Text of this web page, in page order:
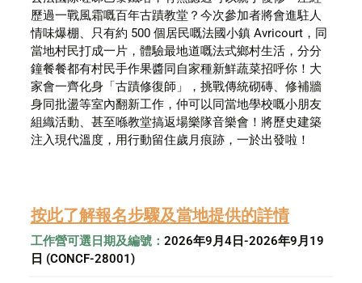
歷過一戰風霜嘅百年古蹟教堂？今次參加者將會進駐人
情味爆棚、只有約 500 個居民嘅法國小鎮 Avricourt，同
當地村民打成一片，體驗最地道嘅法式鄉村生活，分分
鐘餐餐都有村民手作果醬同自家種新鮮蔬菜招呼你！大
家會一齊化身「古蹟修復師」，挑戰傳統砌磚、修補牆
身同批盪等室內翻新工作，仲可以同當地學校嘅小朋友
組織活動、甚至喺教堂搞返場樂隊音樂會！將歷史建築
注入現代溫度，用行動留住歲月痕跡，一於出發啦！
按此了解報名步驟及當地提供的詳情
工作營可選日期及編號： 2026年9月4日-2026年9月19
日 (CONCF-28001)